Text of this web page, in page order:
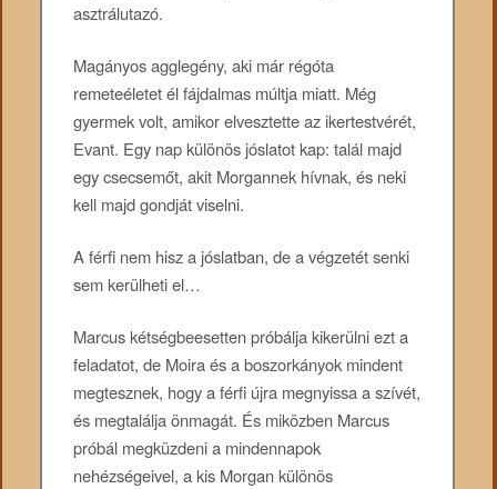
asztrálutazó.
Magányos agglegény, aki már régóta
remeteéletet él fájdalmas múltja miatt. Még
gyermek volt, amikor elvesztette az ikertestvérét,
Evant. Egy nap különös jóslatot kap: talál majd
egy csecsemőt, akit Morgannek hívnak, és neki
kell majd gondját viselni.
A férfi nem hisz a jóslatban, de a végzetét senki
sem kerülheti el…
Marcus kétségbeesetten próbálja kikerülni ezt a
feladatot, de Moira és a boszorkányok mindent
megtesznek, hogy a férfi újra megnyissa a szívét,
és megtalálja önmagát. És miközben Marcus
próbál megküzdeni a mindennapok
nehézségeivel, a kis Morgan különös